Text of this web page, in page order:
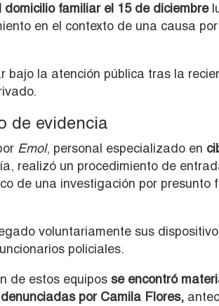
familiar el 15 de diciembre
en el contexto de una causa
bajo la atención pública tras la
de evidencia
Emol, personal especializado en
realizó un procedimiento de
de una investigación por presunto
voluntariamente sus
policiales.
de estos equipos se encontró
por Camila Flores,